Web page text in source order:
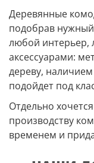
Деревянные
подобрав
любой интерьер,
аксессуарами:
дереву,
подойдет под
Отдельно
производству
временем и